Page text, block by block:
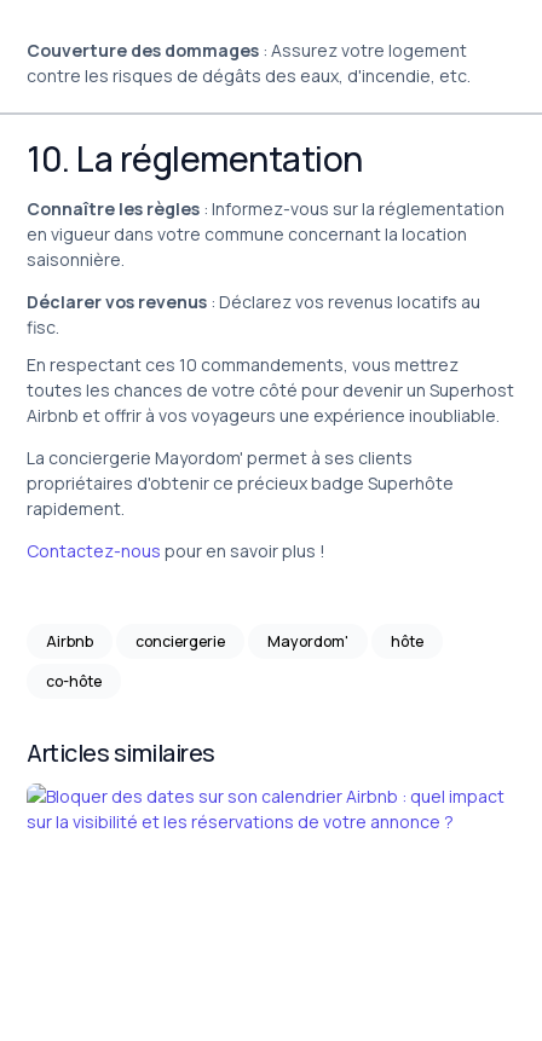
Couverture des dommages : Assurez votre logement
contre les risques de dégâts des eaux, d'incendie, etc.
10. La réglementation
Connaître les règles : Informez-vous sur la réglementation
en vigueur dans votre commune concernant la location
saisonnière.
Déclarer vos revenus : Déclarez vos revenus locatifs au
fisc.
En respectant ces 10 commandements, vous mettrez
toutes les chances de votre côté pour devenir un Superhost
Airbnb et offrir à vos voyageurs une expérience inoubliable.
La conciergerie Mayordom' permet à ses clients
propriétaires d'obtenir ce précieux badge Superhôte
rapidement.
Contactez-nous pour en savoir plus !
Airbnb conciergerie Mayordom'
hôte
co-hôte
Articles similaires